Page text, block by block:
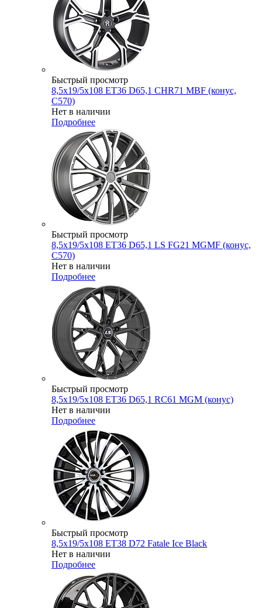
Быстрый просмотр
8,5x19/5x108 ET36 D65,1 CHR71 MBF (конус,
C570)
Нет в наличии
Подробнее
Быстрый просмотр
8,5x19/5x108 ET36 D65,1 LS FG21 MGMF (конус,
C570)
Нет в наличии
Подробнее
Быстрый просмотр
8,5x19/5x108 ET36 D65,1 RC61 MGM (конус)
Нет в наличии
Подробнее
Быстрый просмотр
8,5x19/5x108 ET38 D72 Fatale Ice Black
Нет в наличии
Подробнее